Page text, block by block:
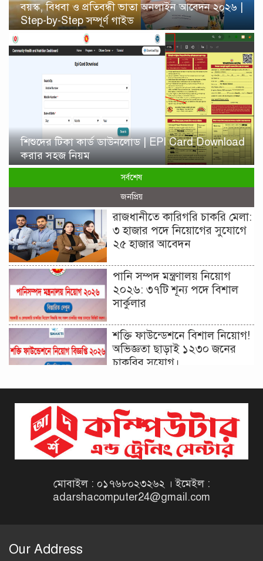
বয়স্ক, বিধবা ও প্রতিবন্ধী ভাতা অনলাইন আবেদন ২০২৬ |
Step-by-Step সম্পূর্ণ গাইড
শিশুদের টিকা কার্ড ডাউনলোড | EPI Card Download
করার সহজ নিয়ম
সর্বশেষ
জনপ্রিয়
রাজধানীতে কারিগরি চাকরি মেলা:
৩ হাজার পদে নিয়োগের সুযোগে
২৫ হাজার আবেদন
পানি সম্পদ মন্ত্রণালয় নিয়োগ
২০২৬: ৩৭টি শূন্য পদে বিশাল
সার্কুলার
শক্তি ফাউন্ডেশনে বিশাল নিয়োগ!
অভিজ্ঞতা ছাড়াই ১২৩০ জনের
চাকরির সুযোগ।
বিজ্ঞপ্তি ২০২৬ | Taxes Zone
Dinajpur Job Circular 2026
বেসরকারি সংস্থা সেতু (SETU)
Job Circular 2026
মোবাইল : ০১৭৬৮০২৩২৬২ । ইমেইল :
adarshacomputer24@gmail.com
Our Address